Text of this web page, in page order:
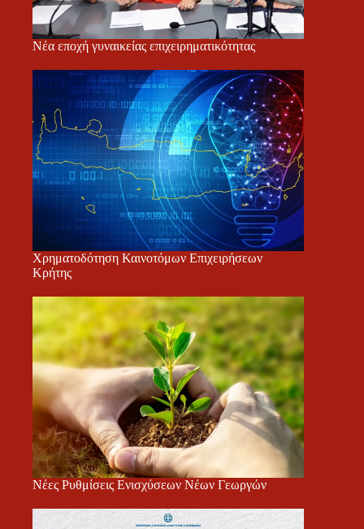
Νέα εποχή γυναικείας επιχειρηματικότητας
Χρηματοδότηση Καινοτόμων Επιχειρήσεων
Κρήτης
Νέες Ρυθμίσεις Ενισχύσεων Νέων Γεωργών